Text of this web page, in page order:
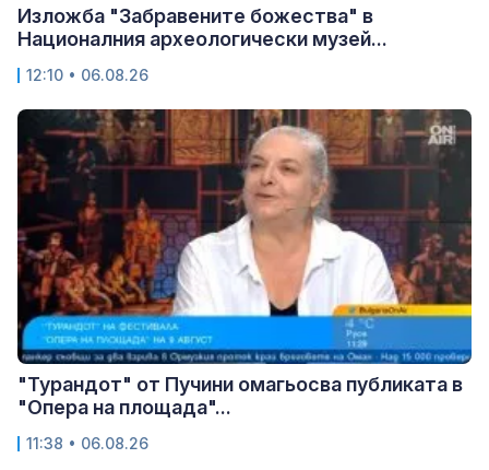
Изложба "Забравените божества" в
Националния археологически музей...
12:10 • 06.08.26
"Турандот" от Пучини омагьосва публиката в
"Опера на площада"...
11:38 • 06.08.26